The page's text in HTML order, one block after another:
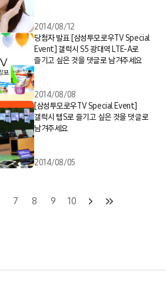
2014/08/12
당첨자 발표 [삼성투모로우TV Special
Event] 갤럭시 S5 광대역 LTE-A로
즐기고 싶은 것을 댓글로 남겨주세요
2014/08/08
[삼성투모로우TV Special Event]
갤럭시 탭S로 즐기고 싶은 것을 댓글로
남겨주세요
2014/08/05
7 8 9 10